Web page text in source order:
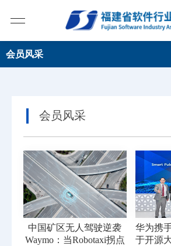
会员风采
会员风采
中国矿区无人驾驶逆袭
Waymo：当Robotaxi拐点
华为携
于开源